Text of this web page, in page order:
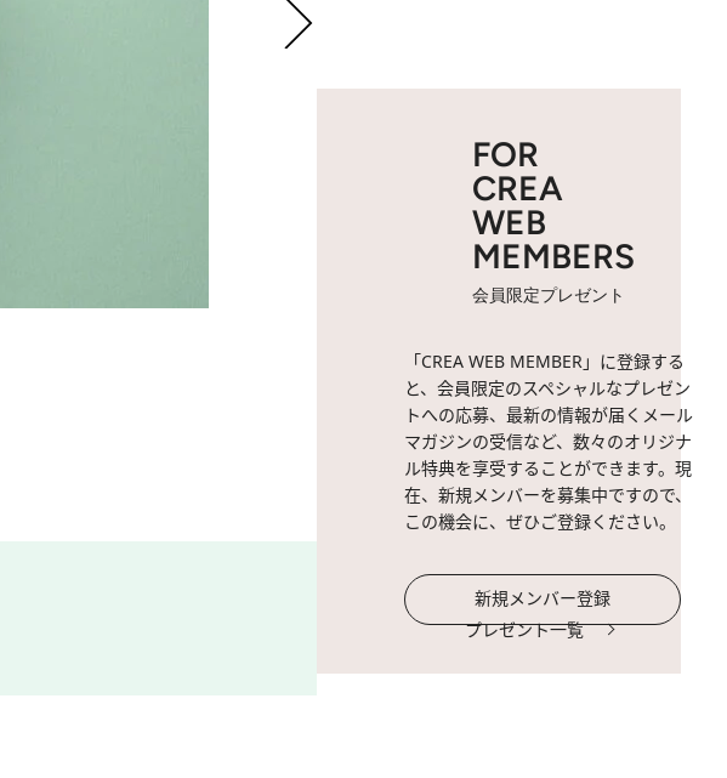
FOR
CREA
WEB
MEMBERS
会員限定プレゼント
「CREA WEB MEMBER」に登録する
と、会員限定のスペシャルなプレゼン
トへの応募、最新の情報が届くメール
マガジンの受信など、数々のオリジナ
ル特典を享受することができます。現
在、新規メンバーを募集中ですので、
この機会に、ぜひご登録ください。
新規メンバー登録
プレゼント一覧